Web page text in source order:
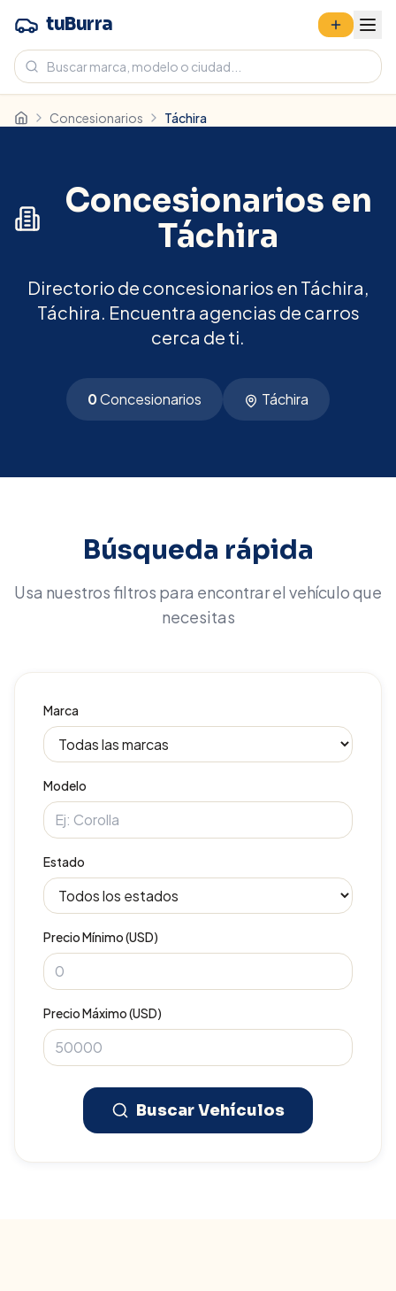
tuBurra
Concesionarios Táchira
Concesionarios en
Táchira
Directorio de concesionarios en Táchira,
Táchira. Encuentra agencias de carros
cerca de ti.
0Concesionarios Táchira
Búsqueda rápida
Usa nuestros filtros para encontrar el vehículo que
necesitas
Marca
Modelo
Estado
Precio Mínimo (USD)
Precio Máximo (USD)
Buscar Vehículos